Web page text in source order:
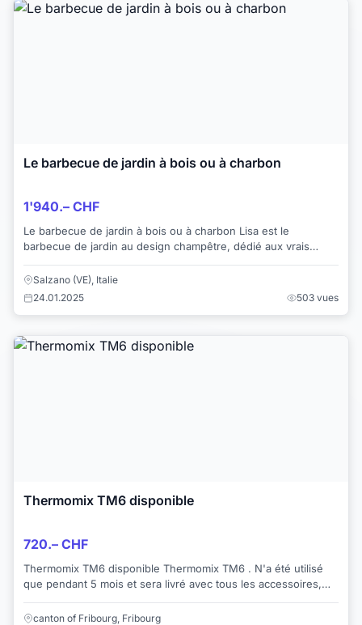
Le barbecue de jardin à bois ou à charbon
1'940.– CHF
Le barbecue de jardin à bois ou à charbon Lisa est le
barbecue de jardin au design champêtre, dédié aux vrais
Salzano (VE), Italie
24.01.2025
503 vues
Thermomix TM6 disponible
720.– CHF
Thermomix TM6 disponible Thermomix TM6 . N'a été utilisé
que pendant 5 mois et sera livré avec tous les accessoires,
canton of Fribourg, Fribourg